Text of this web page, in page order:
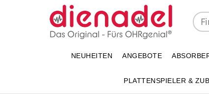
NEUHEITEN ANGEBOTE
PLATTENSPIELER &